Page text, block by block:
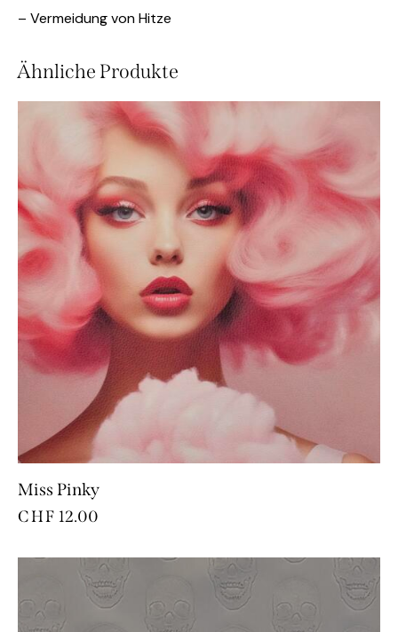
– Vermeidung von Hitze
Ähnliche Produkte
Miss Pinky
CHF 12.00